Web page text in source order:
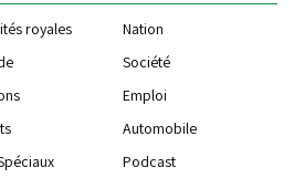
royales
Nation
Société
Emploi
Automobile
Podcast